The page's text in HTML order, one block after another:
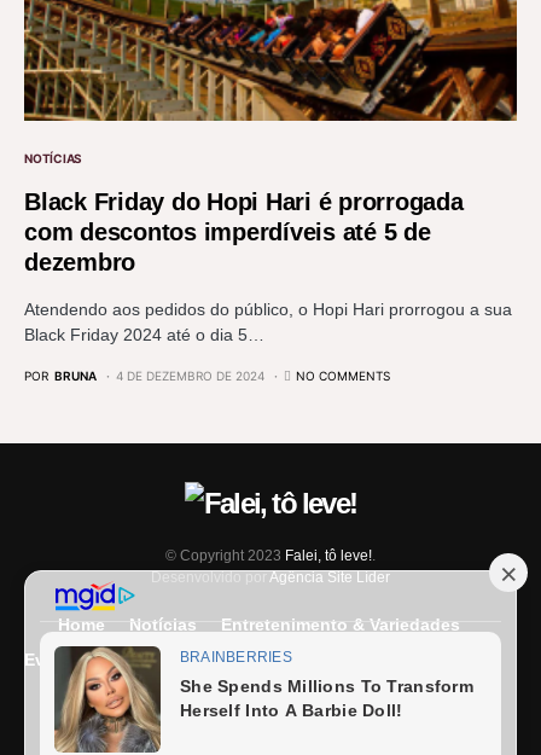
NOTÍCIAS
Black Friday do Hopi Hari é prorrogada
com descontos imperdíveis até 5 de
dezembro
Atendendo aos pedidos do público, o Hopi Hari prorrogou a sua
Black Friday 2024 até o dia 5…
POR BRUNA 4 DE DEZEMBRO DE 2024 NO COMMENTS
© Copyright 2023 Falei, tô leve!
Desenvolvido porAgência Site Líder
Home Notícias
Entretenimento & Variedades
Eventos
Entrevista Últimas Notícias
Expediente
Fale Conosco Termos e condições